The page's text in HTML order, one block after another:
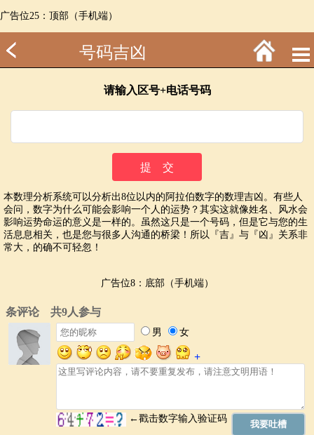
广告位25：顶部（手机端）
号码吉凶
请输入区号+电话号码
本数理分析系统可以分析出8位以内的阿拉伯数字的数理吉凶。有些人
会问，数字为什么可能会影响一个人的运势？其实这就像姓名、风水会
影响运势命运的意义是一样的。虽然这只是一个号码，但是它与您的生
活息息相关，也是您与很多人沟通的桥梁！所以『吉』与『凶』关系非
常大，的确不可轻忽！
广告位8：底部（手机端）